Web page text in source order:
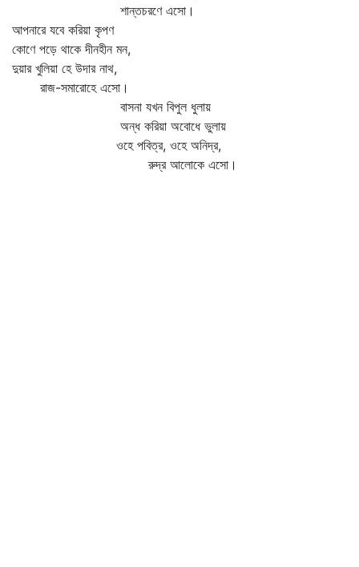
শান্তচরণে এসো।
আপনারে যবে করিয়া কৃপণ
কোণে পড়ে থাকে দীনহীন মন,
দুয়ার খুলিয়া হে উদার নাথ,
রাজ-সমারোহে এসো।
বাসনা যখন বিপুল ধুলায়
অন্ধ করিয়া অবোধে ভুলায়
ওহে পবিত্র, ওহে অনিদ্র,
রুদ্র আলোকে এসো।